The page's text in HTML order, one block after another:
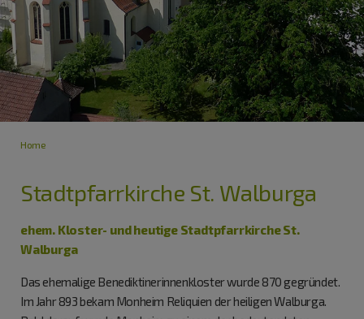
Home
Stadtpfarrkirche St. Walburga
ehem. Kloster- und heutige Stadtpfarrkirche St.
Walburga
Das ehemalige Benediktinerinnenkloster wurde 870 gegründet.
Im Jahr 893 bekam Monheim Reliquien der heiligen Walburga.